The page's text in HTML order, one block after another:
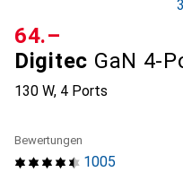
Digitec GaN 4-
130 W, 4 Ports
CHF
64.–
1005
Bewertungen